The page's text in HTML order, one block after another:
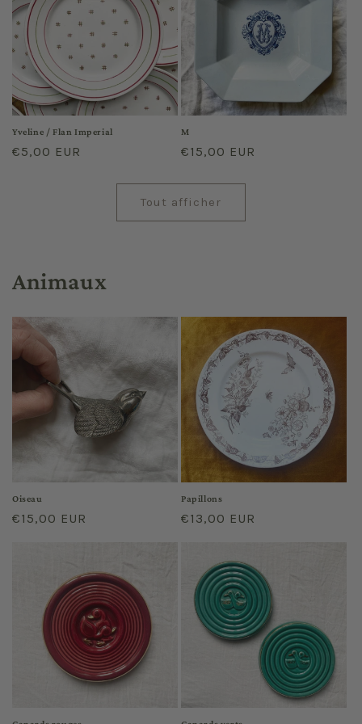
Yveline / Flan Imperial
Prix
€5,00 EUR
M
Prix
€15,00 EUR
Tout afficher
Animaux
Oiseau
Prix
€15,00 EUR
Papillons
Prix
€13,00 EUR